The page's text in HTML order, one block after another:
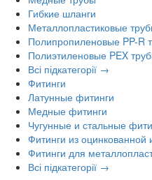
Гибкие шланги
Металлопластиковые
Полипропиленовые PP-R
Полиэтиленовые PEX
Всі підкатегорії →
Фитинги
Латунные фитинги
Медные фитинги
Чугунные и стальные
Фитинги из
Фитинги для
Всі підкатегорії →